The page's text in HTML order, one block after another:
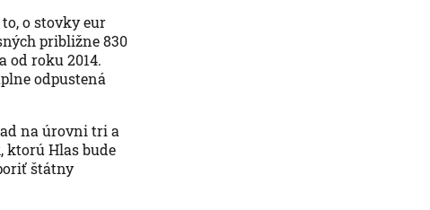
o stovky eur
približne 830
od roku 2014.
odpustená
na úrovni tri a
ktorú Hlas bude
štátny